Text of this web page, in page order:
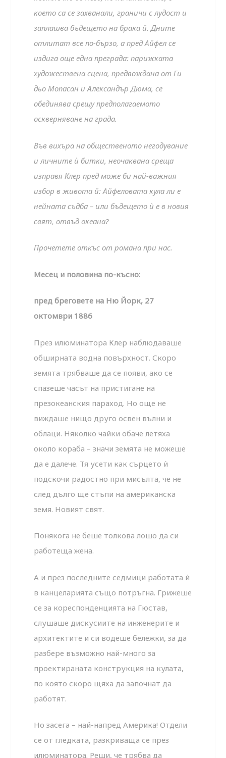
което са се захванали, граничи с лудост и
заплашва бъдещето на брака й. Дните
отлитат все по-бързо, а пред Айфел се
издига още една преграда: парижката
художествена сцена, предвождана от Ги
дьо Мопасан и Александър Дюма, се
обединява срещу предполагаемото
оскверняване на града.
Във вихъра на общественото негодувание
и личните ѝ битки, неочаквана среща
изправя Клер пред може би най-важния
избор в живота й: Айфеловата кула ли е
нейната съдба – или бъдещето ѝ е в новия
свят, отвъд океана?
Прочетете откъс от романа при нас.
Месец и половина по-късно:
пред бреговете на Ню Йорк, 27
октомври 1886
През илюминатора Клер наблюдаваше
обширната водна повърхност. Скоро
земята трябваше да се появи, ако се
спазеше часът на пристигане на
презокеанския параход. Но още не
виждаше нищо друго освен вълни и
облаци. Няколко чайки обаче летяха
около кораба – значи земята не можеше
да е далече. Тя усети как сърцето ѝ
подскочи радостно при мисълта, че не
след дълго ще стъпи на американска
земя. Новият свят.
Понякога не беше толкова лошо да си
работеща жена.
А и през последните седмици работата ѝ
в канцеларията също потръгна. Грижеше
се за кореспонденцията на Гюстав,
слушаше дискусиите на инженерите и
архитектите и си водеше бележки, за да
разбере възможно най-много за
проектираната конструкция на кулата,
по която скоро щяха да започнат да
работят.
Но засега – най-напред Америка! Отдели
се от гледката, разкриваща се през
илюминатора. Реши, че трябва да